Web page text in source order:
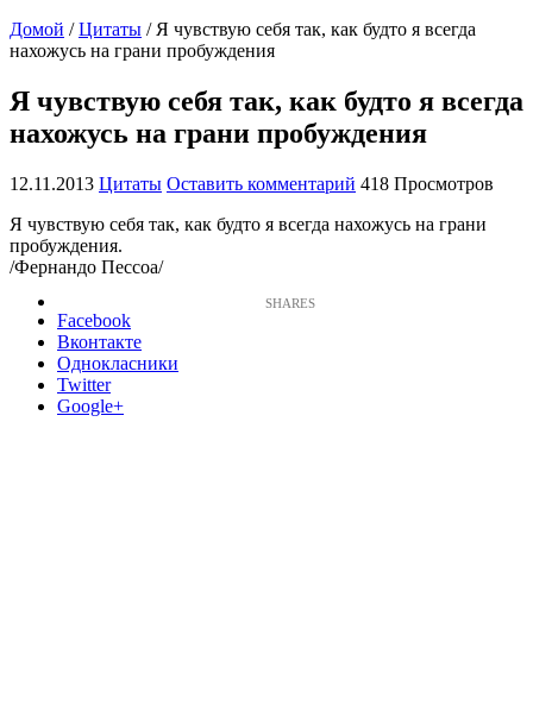
Домой / Цитаты / Я чувствую себя так, как будто я всегда
нахожусь на грани пробуждения
Я чувствую себя так, как будто я всегда
нахожусь на грани пробуждения
12.11.2013 Цитаты Оставить комментарий 418 Просмотров
Я чувствую себя так, как будто я всегда нахожусь на грани
пробуждения.
/Фернандо Пессоа/
Facebook
Вконтакте
Однокласники
Twitter
Google+